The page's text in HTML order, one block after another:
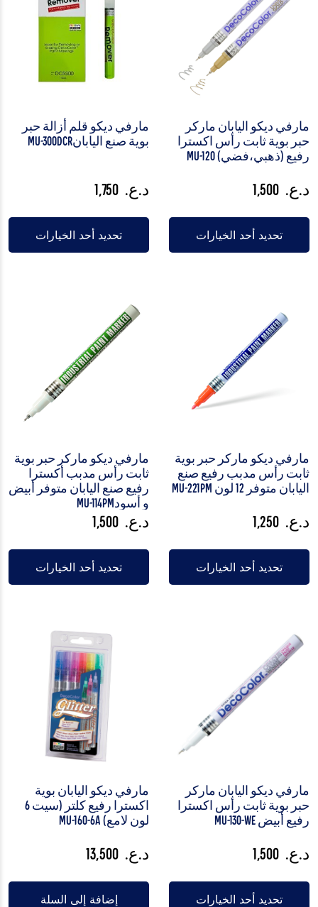
مارفي ديكو اليابان ماركر
حبر بوية ثابت رأس اكسترا
رفيع (ذهبي،فضي) MU-120
د.ع.
تحديد أحد الخيارات
مارفي ديكو قلم أزالة حبر
بوية صنع اليابانMU-300DCR
د.ع.
تحديد أحد الخيارات
مارفي ديكو ماركر حبر بوية
ثابت رأس مدبب رفيع صنع
اليابان متوفر 12 لون MU-221PM
د.ع.
تحديد أحد الخيارات
مارفي ديكو ماركر حبر بوية
ثابت رأس مدبب أكسترا
رفيع صنع اليابان متوفر أبيض
و أسودMU-114PM
د.ع.
تحديد أحد الخيارات
مارفي ديكو اليابان ماركر
حبر بوية ثابت رأس اكسترا
رفيع أبيض MU-130-WE
د.ع.
تحديد أحد الخيارات
مارفي ديكو اليابان بوية
اكسترا رفيع كلتر (سيت 6
لون لامع) MU-160-6A
د.ع.
إضافة إلى السلة